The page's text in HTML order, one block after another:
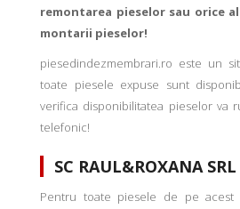
remontarea pieselor sau orice
montarii pieselor!
piesedindezmembrari.ro este un
toate piesele expuse sunt
verifica disponibilitatea pieselor va
telefonic!
SC RAUL&ROXANA SRL
Pentru toate piesele de pe acest